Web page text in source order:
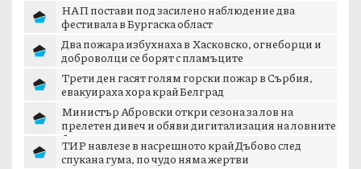
НАП постави под засилено наблюдение два
фестивала в Бургаска област
Два пожара избухнаха в Хасковско, огнеборци и
доброволци се борят с пламъците
Трети ден гасят голям горски пожар в Сърбия,
евакуираха хора край Белград
Министър Абровски откри сезона за лов на
прелетен дивеч и обяви дигитализация на ловните
б...
ТИР навлезе в насрещното край Дъбово след
спукана гума, по чудо няма жертви